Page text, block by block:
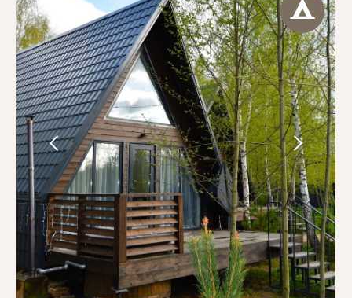
Главная
Номерной фонд
Развлечения
Карта базы отдыха
Ответы на вопросы
СВЯЗАТЬСЯ
С НАМИ